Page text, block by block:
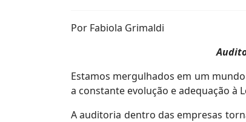
Por Fabiola Grimaldi
Estamos mergulhados em um
a constante evolução e adequação à
A auditoria dentro das empresas